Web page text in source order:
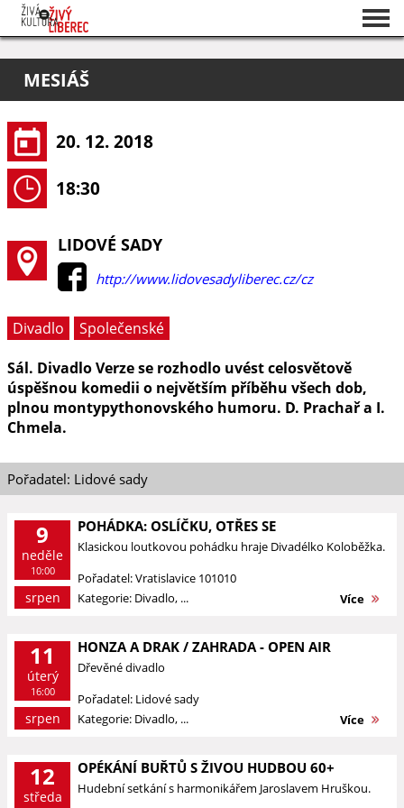
O projektu
Pořadatelé
MESIÁŠ
20. 12. 2018
18:30
LIDOVÉ SADY
http://www.lidovesadyliberec.cz/cz
Divadlo
Společenské
Sál. Divadlo Verze se rozhodlo uvést celosvětově
úspěšnou komedii o největším příběhu všech dob,
plnou montypythonovského humoru. D. Prachař a I.
Chmela.
Pořadatel: Lidové sady
9
neděle
10:00
srpen
POHÁDKA: OSLÍČKU, OTŘES SE
Klasickou loutkovou pohádku hraje Divadélko Koloběžka.
Pořadatel: Vratislavice 101010
Kategorie: Divadlo, ...
Více
11
úterý
16:00
srpen
HONZA A DRAK / ZAHRADA - OPEN AIR
Dřevěné divadlo
Pořadatel: Lidové sady
Kategorie: Divadlo, ...
Více
12
středa
OPÉKÁNÍ BUŘTŮ S ŽIVOU HUDBOU 60+
Hudební setkání s harmonikářem Jaroslavem Hruškou.